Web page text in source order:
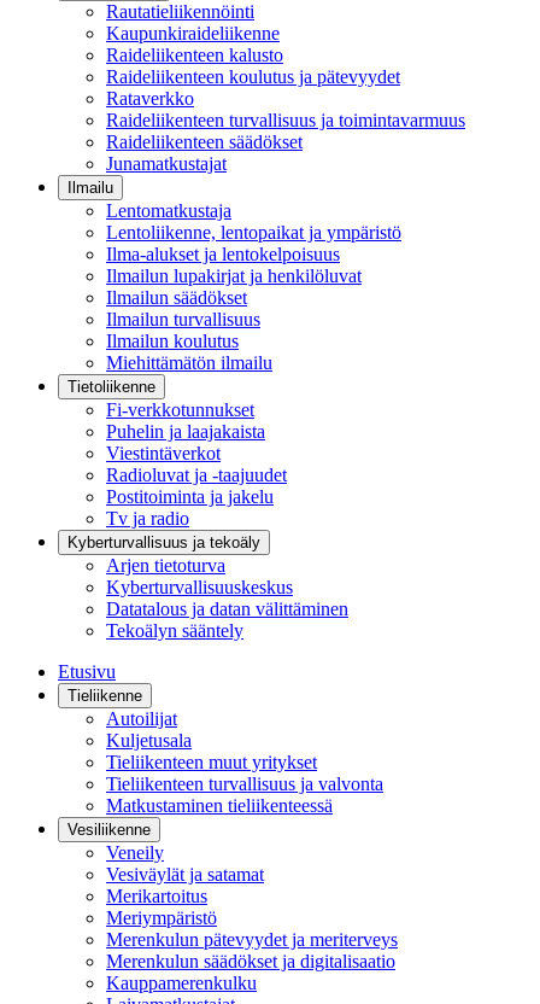
Rautatieliikennöinti
Kaupunkiraideliikenne
Raideliikenteen kalusto
Raideliikenteen koulutus ja pätevyydet
Rataverkko
Raideliikenteen turvallisuus ja toimintavarmuus
Raideliikenteen säädökset
Junamatkustajat
Ilmailu
Lentomatkustaja
Lentoliikenne, lentopaikat ja ympäristö
Ilma-alukset ja lentokelpoisuus
Ilmailun lupakirjat ja henkilöluvat
Ilmailun säädökset
Ilmailun turvallisuus
Ilmailun koulutus
Miehittämätön ilmailu
Tietoliikenne
Fi-verkkotunnukset
Puhelin ja laajakaista
Viestintäverkot
Radioluvat ja -taajuudet
Postitoiminta ja jakelu
Tv ja radio
Kyberturvallisuus ja tekoäly
Arjen tietoturva
Kyberturvallisuuskeskus
Datatalous ja datan välittäminen
Tekoälyn sääntely
Etusivu
Tieliikenne
Autoilijat
Kuljetusala
Tieliikenteen muut yritykset
Tieliikenteen turvallisuus ja valvonta
Matkustaminen tieliikenteessä
Vesiliikenne
Veneily
Vesiväylät ja satamat
Merikartoitus
Meriympäristö
Merenkulun pätevyydet ja meriterveys
Merenkulun säädökset ja digitalisaatio
Kauppamerenkulku